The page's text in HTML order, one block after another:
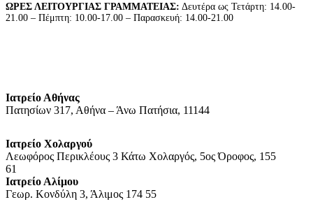
ΩΡΕΣ ΛΕΙΤΟΥΡΓΙΑΣ ΓΡΑΜΜΑΤΕΙΑΣ: Δευτέρα ως Τετάρτη: 14.00-
21.00 – Πέμπτη: 10.00-17.00 – Παρασκευή: 14.00-21.00
Ιατρείο Αθήνας
Πατησίων 317, Αθήνα – Άνω Πατήσια, 11144
Ιατρείο Χολαργού
Λεωφόρος Περικλέους 3 Κάτω Χολαργός, 5ος Όροφος, 155
61
Ιατρείο Αλίμου
Γεωρ. Κονδύλη 3, Άλιμος 174 55